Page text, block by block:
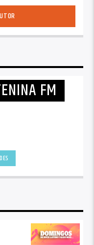
FM